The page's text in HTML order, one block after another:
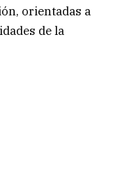
orientadas a
de la